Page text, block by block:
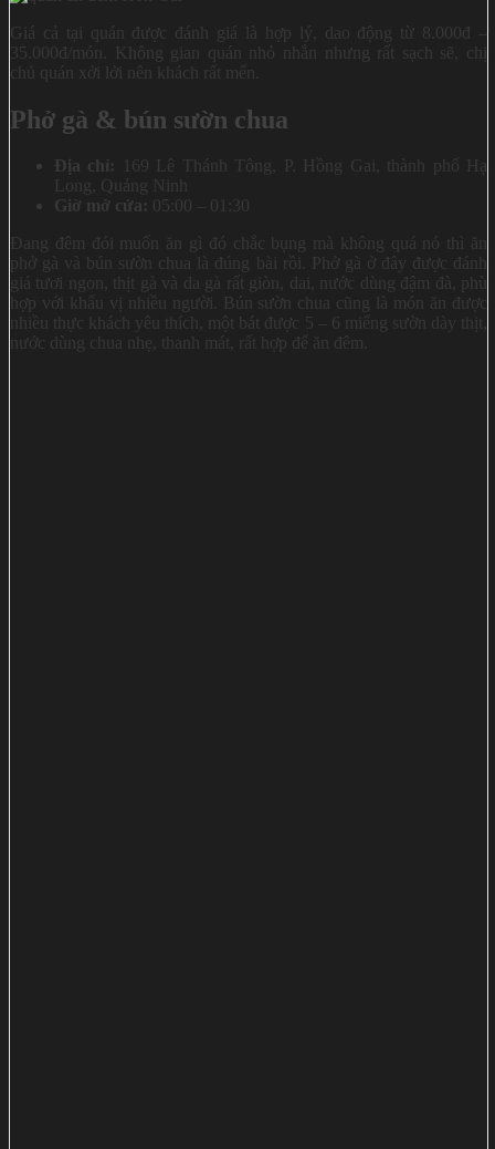
Giá cả tại quán được đánh giá là hợp lý, dao động từ 8.000đ –
35.000đ/món. Không gian quán nhỏ nhắn nhưng rất sạch sẽ, chị
chủ quán xởi lởi nên khách rất mến.
Phở gà & bún sườn chua
Địa chỉ:
169 Lê Thánh Tông, P. Hồng Gai, thành phố Hạ
Long, Quảng Ninh
Giờ mở cửa: 05:00 – 01:30
Đang đêm đói muốn ăn gì đó chắc bụng mà không quá nó thì ăn
phở gà và bún sườn chua là đúng bài rồi. Phở gà ở đây được đánh
giá tươi ngon, thịt gà và da gà rất giòn, dai, nước dùng đậm đà, phù
hợp với khẩu vị nhiều người. Bún sườn chua cũng là món ăn được
nhiều thực khách yêu thích, một bát được 5 – 6 miếng sườn dày thịt,
nước dùng chua nhẹ, thanh mát, rất hợp để ăn đêm.